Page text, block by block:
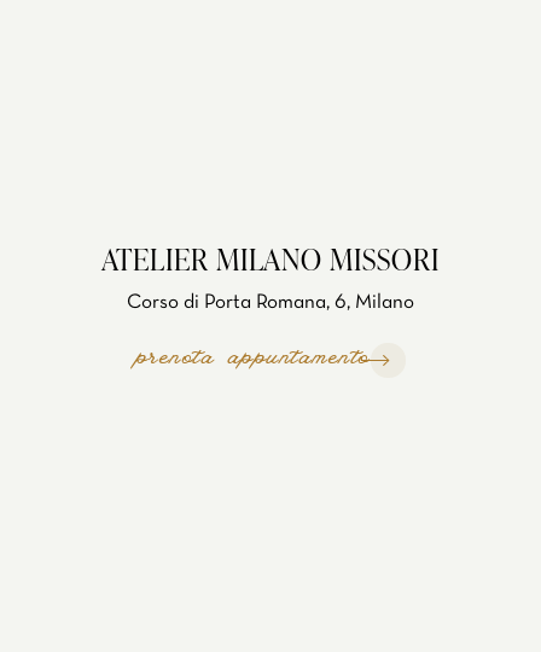
ATELIER MILANO MISSORI
Corso di Porta Romana, 6, Milano
prenota appuntamento